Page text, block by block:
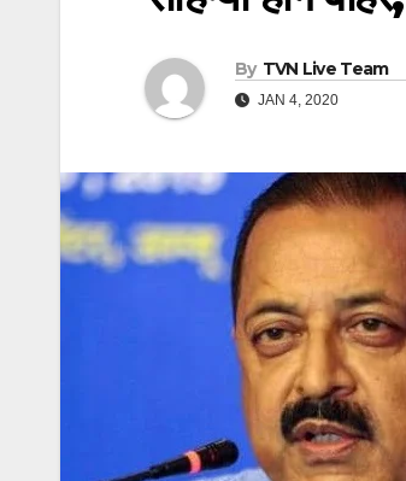
By TVN Live Team
JAN 4, 2020